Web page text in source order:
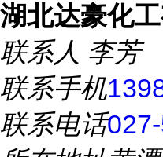
湖北达豪化
联系人 李芳
联系手机
联系电话